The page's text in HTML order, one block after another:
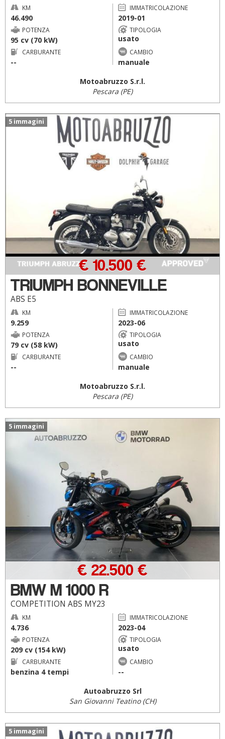
KM
46.490
IMMATRICOLAZIONE
2019-01
POTENZA
95 cv (70 kW)
TIPOLOGIA
usato
CARBURANTE
--
CAMBIO
manuale
Motoabruzzo S.r.l.
Pescara (PE)
5 immagini
TRIUMPH BONNEVILLE
ABS E5
€ 10.500 €
KM
9.259
IMMATRICOLAZIONE
2023-06
POTENZA
79 cv (58 kW)
TIPOLOGIA
usato
CARBURANTE
--
CAMBIO
manuale
Motoabruzzo S.r.l.
Pescara (PE)
5 immagini
BMW M 1000 R
COMPETITION ABS MY23
€ 22.500 €
KM
4.736
IMMATRICOLAZIONE
2023-04
POTENZA
209 cv (154 kW)
TIPOLOGIA
usato
CARBURANTE
benzina 4 tempi
CAMBIO
--
Autoabruzzo Srl
San Giovanni Teatino (CH)
5 immagini